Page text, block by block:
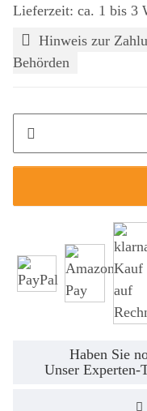
Lieferzeit: ca. 1 bis 3
Hinweis zur
Behörden
Haben Sie
Unser Experten-